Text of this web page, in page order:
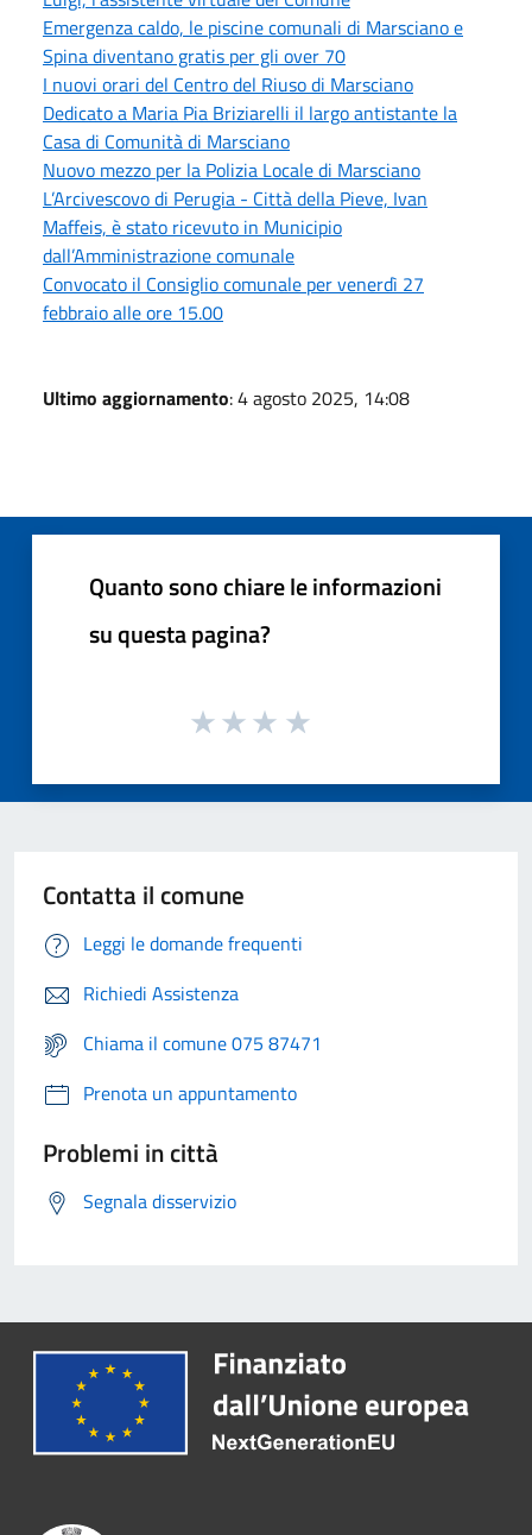
Emergenza caldo, le piscine comunali di Marsciano e
Spina diventano gratis per gli over 70
I nuovi orari del Centro del Riuso di Marsciano
Dedicato a Maria Pia Briziarelli il largo antistante la
Casa di Comunità di Marsciano
Nuovo mezzo per la Polizia Locale di Marsciano
L’Arcivescovo di Perugia - Città della Pieve, Ivan
Maffeis, è stato ricevuto in Municipio
dall’Amministrazione comunale
Convocato il Consiglio comunale per venerdì 27
febbraio alle ore 15.00
Ultimo aggiornamento: 4 agosto 2025, 14:08
Quanto sono chiare le informazioni
su questa pagina?
Contatta il comune
Leggi le domande frequenti
Richiedi Assistenza
Chiama il comune 075 87471
Prenota un appuntamento
Problemi in città
Segnala disservizio